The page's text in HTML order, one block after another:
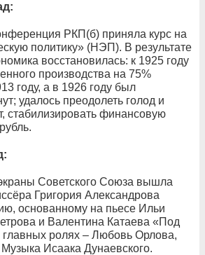
РКП(б) приняла курс на
политику» (НЭП). В результате
восстановилась: к 1925 году
производства на 75%
году, а в 1926 году был
удалось преодолеть голод и
стабилизировать финансовую
Советского Союза вышла
Григория Александрова
основанному на пьесе Ильи
и Валентина Катаева «Под
главных ролях – Любовь Орлова,
Исаака Дунаевского.